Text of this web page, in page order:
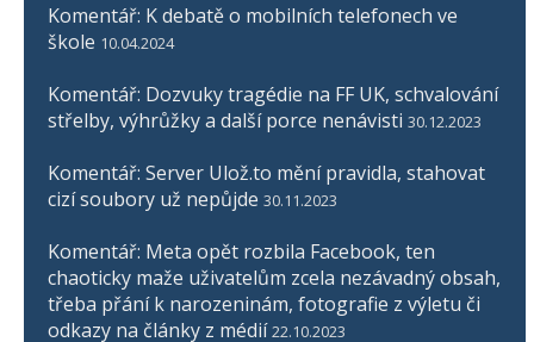
Komentář: K debatě o mobilních telefonech ve
škole 10.04.2024
Komentář: Dozvuky tragédie na FF UK, schvalování
střelby, výhrůžky a další porce nenávisti 30.12.2023
Komentář: Server Ulož.to mění pravidla, stahovat
cizí soubory už nepůjde 30.11.2023
Komentář: Meta opět rozbila Facebook, ten
chaoticky maže uživatelům zcela nezávadný obsah,
třeba přání k narozeninám, fotografie z výletu či
odkazy na články z médií 22.10.2023